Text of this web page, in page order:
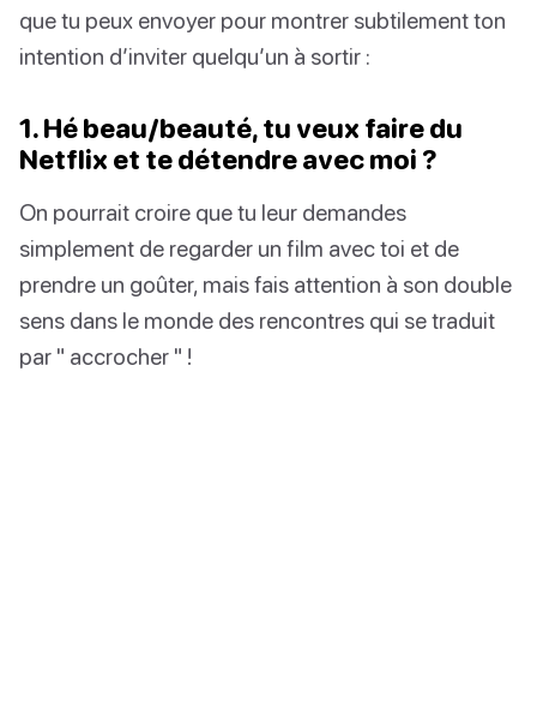
que tu peux envoyer pour montrer subtilement ton
intention d’inviter quelqu’un à sortir :
1. Hé beau/beauté, tu veux faire du
Netflix et te détendre avec moi ?
On pourrait croire que tu leur demandes
simplement de regarder un film avec toi et de
prendre un goûter, mais fais attention à son double
sens dans le monde des rencontres qui se traduit
par " accrocher " !